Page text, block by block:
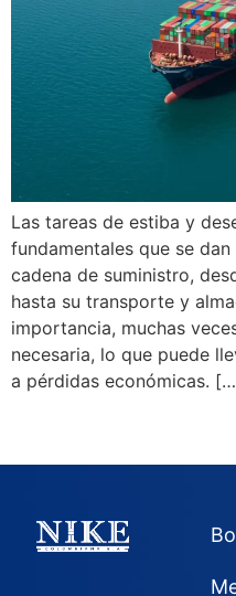
Las tareas de estiba y
fundamentales que se
cadena de suministro,
hasta su transporte y
importancia, muchas
necesaria, lo que puede
a pérdidas económicas.